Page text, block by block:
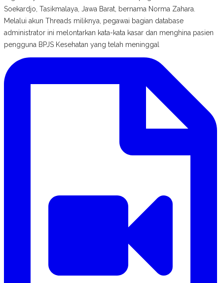
Soekardjo, Tasikmalaya, Jawa Barat, bernama Norma Zahara.
Melalui akun Threads miliknya, pegawai bagian database
administrator ini melontarkan kata-kata kasar dan menghina pasien
pengguna BPJS Kesehatan yang telah meninggal